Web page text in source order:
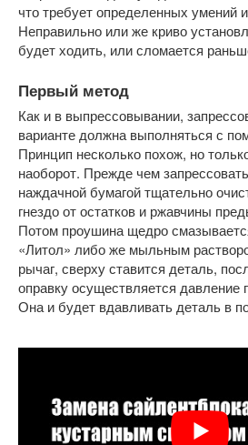
что требует определенных умений
Неправильно или же криво
будет ходить, или сломается
Первый метод
Как и в выпрессовывании,
варианте должна выполняться с
Принцип несколько похож, но
наоборот. Прежде чем
наждачной бумагой тщательно
гнездо от остатков и ржавчины
Потом проушина щедро
«Литол» либо же мыльным
рычаг, сверху ставится деталь,
оправку осуществляется давление
Она и будет вдавливать деталь в